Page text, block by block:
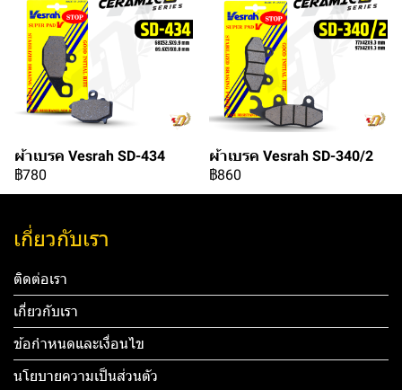
ผ้าเบรค Vesrah SD-434
฿780
ผ้าเบรค Vesrah SD-340/2
฿860
เกี่ยวกับเรา
ติดต่อเรา
เกี่ยวกับเรา
ข้อกำหนดและเงื่อนไข
นโยบายความเป็นส่วนตัว